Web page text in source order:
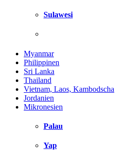
Sulawesi
Myanmar
Philippinen
Sri Lanka
Thailand
Vietnam, Laos, Kambodscha
Jordanien
Mikronesien
Palau
Yap